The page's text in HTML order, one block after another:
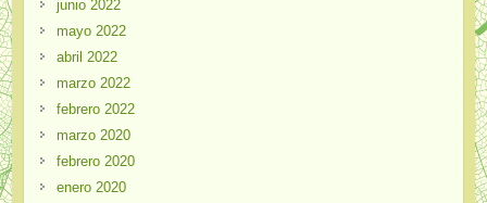
junio 2022
mayo 2022
abril 2022
marzo 2022
febrero 2022
marzo 2020
febrero 2020
enero 2020